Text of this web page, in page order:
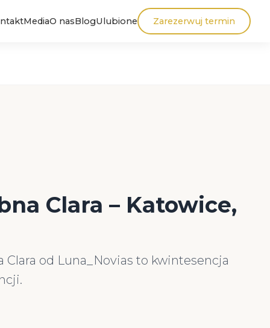
MediaO nasBlogUlubione Zarezerwuj termin
Clara – Katowice,
Clara od Luna_Novias to kwintesencja